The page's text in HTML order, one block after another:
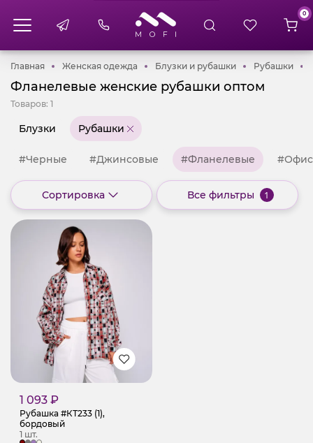
0
ГлавнаяГлавнаяЖенская одежда Женская одежда
Блузки и рубашкиБлузки и
Рубашки
Фланелевые женские рубашки оптом
Товаров: 1
Блузки Рубашки
#Черные #Джинсовые #Фланелевые
Сортировка Все фильтры 1
1 093 ₽
Рубашка #КТ233 (1),
бордовый
1 шт.